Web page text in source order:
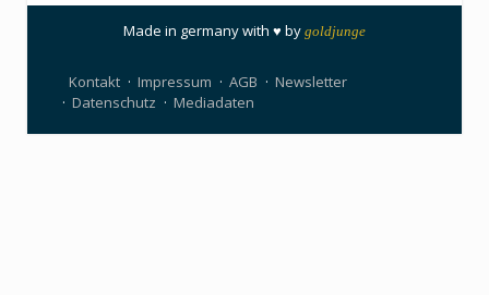
Made in germany with ♥ by goldjunge
Kontakt Impressum AGB
Newsletter
Datenschutz
Mediadaten